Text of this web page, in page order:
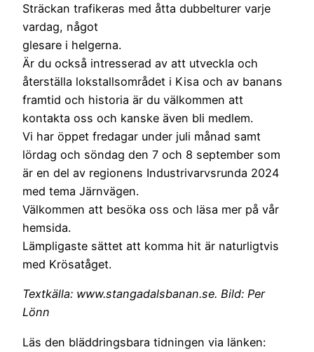
Sträckan trafikeras med åtta dubbelturer varje
vardag, något
glesare i helgerna.
Är du också intresserad av att utveckla och
återställa lokstallsområdet i Kisa och av banans
framtid och historia är du välkommen att
kontakta oss och kanske även bli medlem.
Vi har öppet fredagar under juli månad samt
lördag och söndag den 7 och 8 september som
är en del av regionens Industrivarvsrunda 2024
med tema Järnvägen.
Välkommen att besöka oss och läsa mer på vår
hemsida.
Lämpligaste sättet att komma hit är naturligtvis
med Krösatåget.
Textkälla: www.stangadalsbanan.se. Bild: Per
Lönn
Läs den bläddringsbara tidningen via länken: